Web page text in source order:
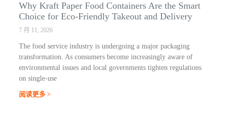
Why Kraft Paper Food Containers Are the Smart
Choice for Eco-Friendly Takeout and Delivery
7 月 11, 2026
The food service industry is undergoing a major packaging
transformation. As consumers become increasingly aware of
environmental issues and local governments tighten regulations
on single-use
阅读更多 >